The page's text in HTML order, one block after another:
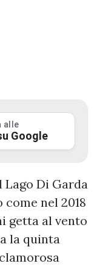
alle
Google
Di Garda
nel 2018
getta al vento
la quinta